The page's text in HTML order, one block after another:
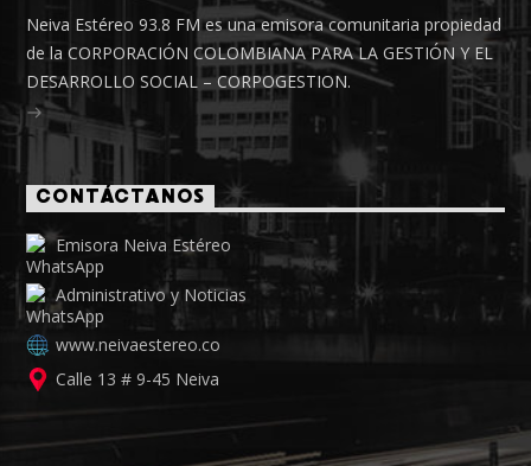
Neiva Estéreo 93.8 FM es una emisora comunitaria propiedad
de la CORPORACIÓN COLOMBIANA PARA LA GESTIÓN Y EL
DESARROLLO SOCIAL – CORPOGESTION.
CONTÁCTANOS
Emisora Neiva Estéreo
Administrativo y Noticias
www.neivaestereo.co
Calle 13 # 9-45 Neiva